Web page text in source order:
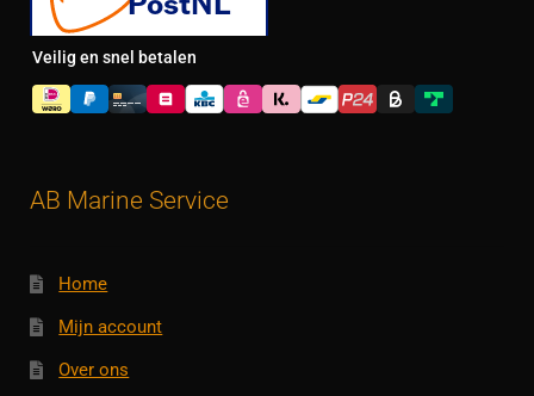
Veilig en snel betalen
AB Marine Service
Home
Mijn account
Over ons